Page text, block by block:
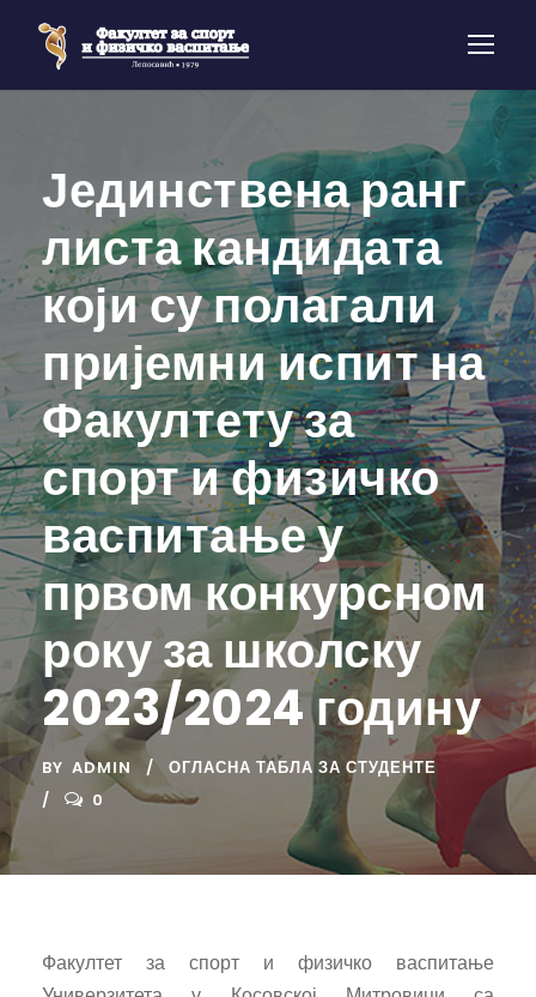
Јединствена ранг
листа кандидата
који су полагали
пријемни испит на
Факултету за
спорт и физичко
васпитање у
првом конкурсном
року за школску
2023/2024 годину
BY ADMIN
ОГЛАСНА ТАБЛА ЗА СТУДЕНТЕ
0
Факултет за спорт и физичко васпитање